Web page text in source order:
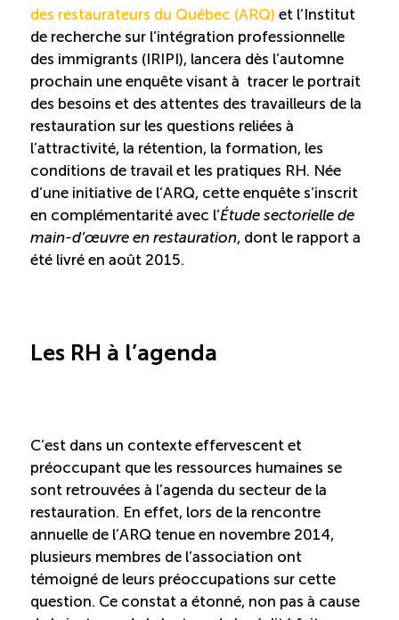
Ressources
Compétences et formations
Nouvelles formations
Formation sur mesure
Programme de formation EMERIT
Reconnaissance des compétences (RCMO)
Bilan et reconnaissance des acquis (RAC)
Initiatives
Destination IA: Un franc succès
des restaurateurs du Québec (ARQ) et l’Institut
de recherche sur l’intégration professionnelle
des immigrants (IRIPI), lancera dès l’automne
prochain une enquête visant à tracer le portrait
des besoins et des attentes des travailleurs de la
restauration sur les questions reliées à
l’attractivité, la rétention, la formation, les
conditions de travail et les pratiques RH. Née
d’une initiative de l’ARQ, cette enquête s’inscrit
en complémentarité avec l’Étude sectorielle de
main-d’œuvre en restauration, dont le rapport a
été livré en août 2015.
Les RH à l’agenda
C’est dans un contexte effervescent et
préoccupant que les ressources humaines se
sont retrouvées à l’agenda du secteur de la
restauration. En effet, lors de la rencontre
annuelle de l’ARQ tenue en novembre 2014,
plusieurs membres de l’association ont
témoigné de leurs préoccupations sur cette
question. Ce constat a étonné, non pas à cause